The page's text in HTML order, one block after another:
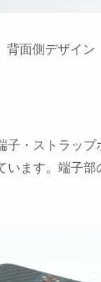
背面側デザイン
子・ストラッ
います。端子部